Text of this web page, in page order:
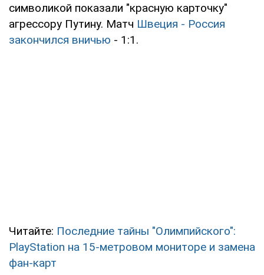
символикой показали "красную карточку"
агрессору Путину. Матч Швеция - Россия
закончился вничью - 1:1.
Читайте: Последние тайны "Олимпийского":
PlayStation на 15-метровом мониторе и замена
фан-карт